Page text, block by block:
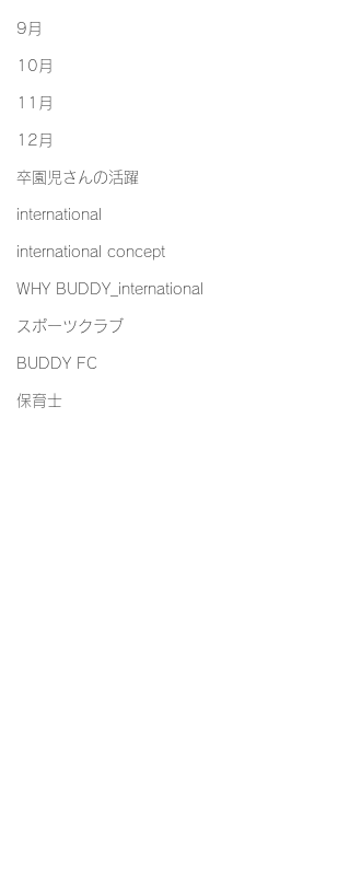
9月
10月
11月
12月
卒園児さんの活躍
international
international concept
WHY BUDDY_international
スポーツクラブ
BUDDY FC
保育士